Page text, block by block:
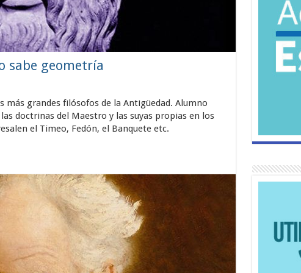
sabe geometría
más grandes filósofos de la Antigüedad. Alumno
doctrinas del Maestro y las suyas propias en los
el Timeo, Fedón, el Banquete etc.